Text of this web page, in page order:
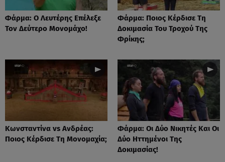
Φάρμα: Ο Λευτέρης Επέλεξε
Τον Δεύτερο Μονομάχο!
Φάρμα: Ποιος Κέρδισε Τη
Δοκιμασία Του Τροχού Της
Φρίκης;
Κωνσταντίνα vs Ανδρέας:
Ποιος Κέρδισε Τη Μονομαχία;
Φάρμα: Οι Δύο Νικητές Και Οι
Δύο Ηττημένοι Της
Δοκιμασίας!